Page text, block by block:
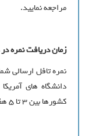
مراجعه نمایید.
زمان دریافت نمره
دانشگاه های
کشورها بین 3 تا 5 هفته می باشد.